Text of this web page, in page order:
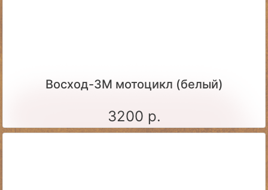
Восход-3М мотоцикл (белый)
3200 р.